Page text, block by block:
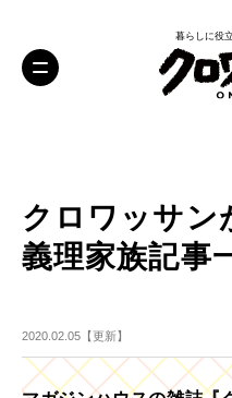
暮らしに役
クロワッサン
義理家族記事
2020.02.05【更新】